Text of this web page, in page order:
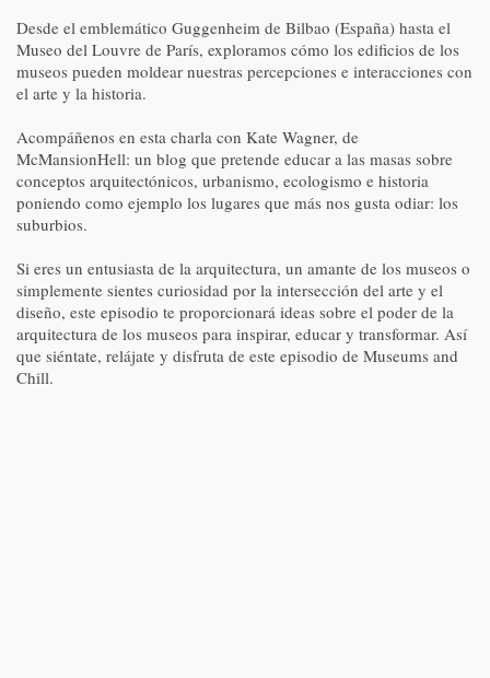
Desde el emblemático Guggenheim de Bilbao (España) hasta el
Museo del Louvre de París, exploramos cómo los edificios de los
museos pueden moldear nuestras percepciones e interacciones con
el arte y la historia.
Acompáñenos en esta charla con Kate Wagner, de
McMansionHell: un blog que pretende educar a las masas sobre
conceptos arquitectónicos, urbanismo, ecologismo e historia
poniendo como ejemplo los lugares que más nos gusta odiar: los
suburbios.
Si eres un entusiasta de la arquitectura, un amante de los museos o
simplemente sientes curiosidad por la intersección del arte y el
diseño, este episodio te proporcionará ideas sobre el poder de la
arquitectura de los museos para inspirar, educar y transformar. Así
que siéntate, relájate y disfruta de este episodio de Museums and
Chill.